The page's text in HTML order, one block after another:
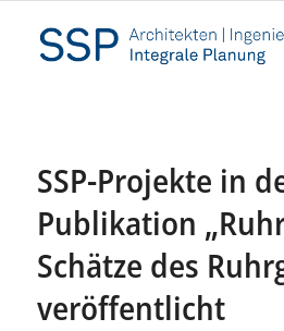
SSP-Projekte in
Publikation
Schätze des
veröffentlicht